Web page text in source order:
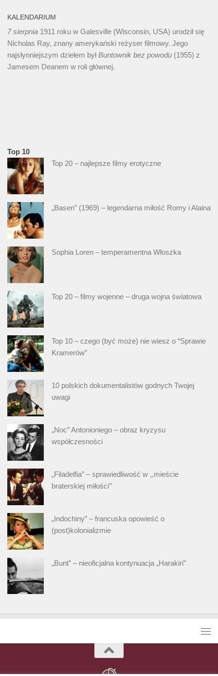
KALENDARIUM
7 sierpnia 1911 roku w Galesville (Wisconsin, USA) urodził się
Nicholas Ray, znany amerykański reżyser filmowy. Jego
najsłynniejszym dziełem byłBuntownik bez powodu (1955) z
Jamesem Deanem w roli głównej.
Top 10
Top 20 – najlepsze filmy erotyczne
„Basen” (1969) – legendarna miłość Romy i Alaina
Sophia Loren – temperamentna Włoszka
Top 20 – filmy wojenne – druga wojna światowa
Top 10 – czego (być może) nie wiesz o “Sprawie
Kramerów”
10 polskich dokumentalistów godnych Twojej
uwagi
„Noc” Antonioniego – obraz kryzysu
współczesności
„Filadelfia” – sprawiedliwość w ,,mieście
braterskiej miłości’’
„Indochiny” – francuska opowieść o
(post)kolonializmie
„Bunt” – nieoficjalna kontynuacja „Harakiri”